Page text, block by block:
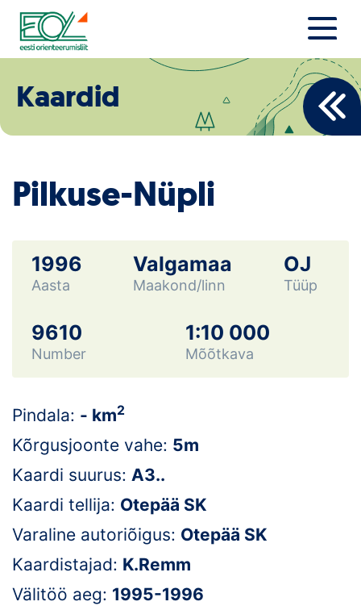
Liigu
sisu
juurde
Estonian Orienteering Federation
Eesti Orienteerumine 100!
Toetamine
Telli litsents!
Noored
Loha
EOL
Galerii
Kalender
Koondised
Kaardid
Pilkuse-Nüpli
1996
Aasta
Valgamaa
Maakond/linn
OJ
Tüüp
9610
Number
1:10 000
Mõõtkava
Pindala: - km2
Kõrgusjoonte vahe: 5m
Kaardi suurus: A3..
Kaardi tellija: Otepää SK
Varaline autoriõigus: Otepää SK
Kaardistajad: K.Remm
Välitöö aeg: 1995-1996